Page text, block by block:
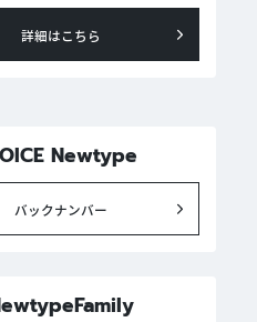
詳細はこちら
Newtype
バックナンバー